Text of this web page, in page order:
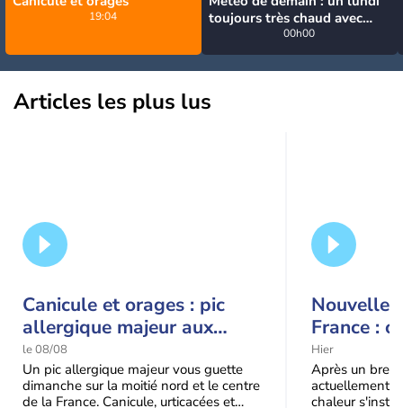
19:04
toujours très chaud avec
quelques orages
00h00
Articles les plus lus
Canicule et orages : pic
allergique majeur aux
urticacées sur la moitié
nord
le 08/08
Un pic allergique majeur vous guette
dimanche sur la moitié nord et le centre
de la France. Canicule, urticacées et
Nouvelle
France :
Hier
Après un bref
actuellement,
chaleur